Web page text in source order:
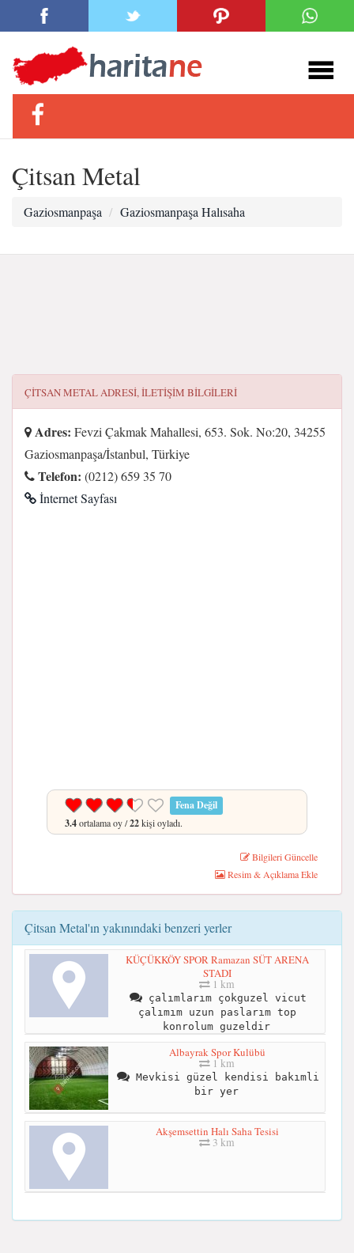
Çitsan Metal
Gaziosmanpaşa Gaziosmanpaşa Halısaha
ÇITSAN METALADRESI, ILETIŞIM BILGILERI
Adres: Fevzi Çakmak Mahallesi, 653. Sok. No:20, 34255
Gaziosmanpaşa/İstanbul, Türkiye
Telefon: (0212) 659 35 70
İnternet Sayfası
Fena Değil
3.4ortalama oy /22kişi oyladı.
Bilgileri Güncelle
Resim & Açıklama Ekle
Çitsan Metal'ın yakınındaki benzeri yerler
KÜÇÜKKÖY SPOR Ramazan SÜT ARENA
STADI
1 km
çalımlarım çokguzel vicut
çalımım uzun paslarım top
konrolum guzeldir
Albayrak Spor Kulübü
1 km
Mevkisi güzel kendisi bakımli
bir yer
Akşemsettin Halı Saha Tesisi
3 km